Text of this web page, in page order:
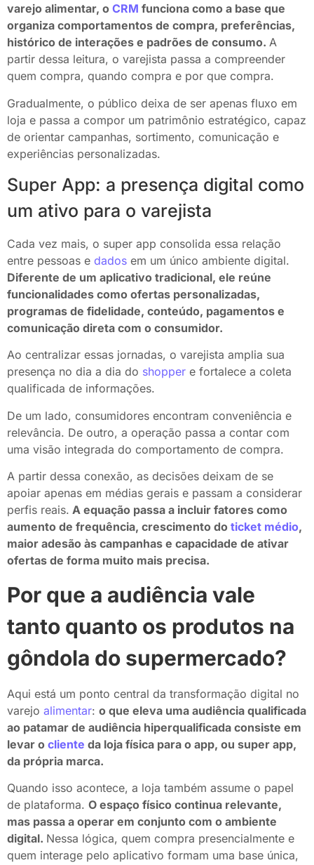
varejo alimentar, o CRM funciona como a base que
organiza comportamentos de compra, preferências,
histórico de interações e padrões de consumo. A
partir dessa leitura, o varejista passa a compreender
quem compra, quando compra e por que compra.
Gradualmente, o público deixa de ser apenas fluxo em
loja e passa a compor um patrimônio estratégico, capaz
de orientar campanhas, sortimento, comunicação e
experiências personalizadas.
Super App: a presença digital como
um ativo para o varejista
Cada vez mais, o super app consolida essa relação
entre pessoas e dados em um único ambiente digital.
Diferente de um aplicativo tradicional, ele reúne
funcionalidades como ofertas personalizadas,
programas de fidelidade, conteúdo, pagamentos e
comunicação direta com o consumidor.
Ao centralizar essas jornadas, o varejista amplia sua
presença no dia a dia do shopper e fortalece a coleta
qualificada de informações.
De um lado, consumidores encontram conveniência e
relevância. De outro, a operação passa a contar com
uma visão integrada do comportamento de compra.
A partir dessa conexão, as decisões deixam de se
apoiar apenas em médias gerais e passam a considerar
perfis reais. A equação passa a incluir fatores como
aumento de frequência, crescimento do ticket médio,
maior adesão às campanhas e capacidade de ativar
ofertas de forma muito mais precisa.
Por que a audiência vale
tanto quanto os produtos na
gôndola do supermercado?
Aqui está um ponto central da transformação digital no
varejo alimentar: o que eleva uma audiência qualificada
ao patamar de audiência hiperqualificada consiste em
levar o cliente da loja física para o app, ou super app,
da própria marca.
Quando isso acontece, a loja também assume o papel
de plataforma. O espaço físico continua relevante,
mas passa a operar em conjunto com o ambiente
digital. Nessa lógica, quem compra presencialmente e
quem interage pelo aplicativo formam uma base única,